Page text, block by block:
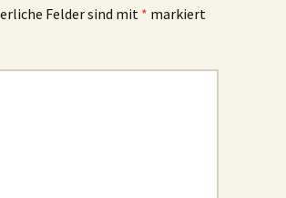
Felder sind mit * markiert